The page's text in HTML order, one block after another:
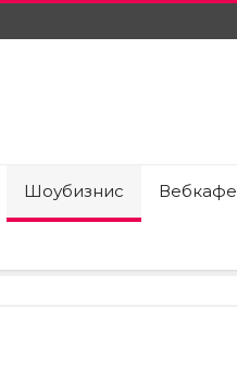
Шоубизнис Вебкафе